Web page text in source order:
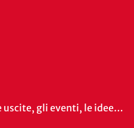
uscite, gli eventi, le idee…